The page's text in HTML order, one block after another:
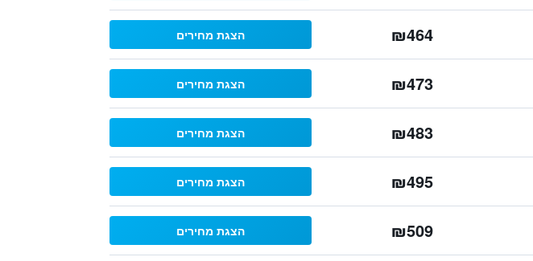
₪464 הצגת מחירים
₪473 הצגת מחירים
₪483 הצגת מחירים
₪495 הצגת מחירים
₪509 הצגת מחירים